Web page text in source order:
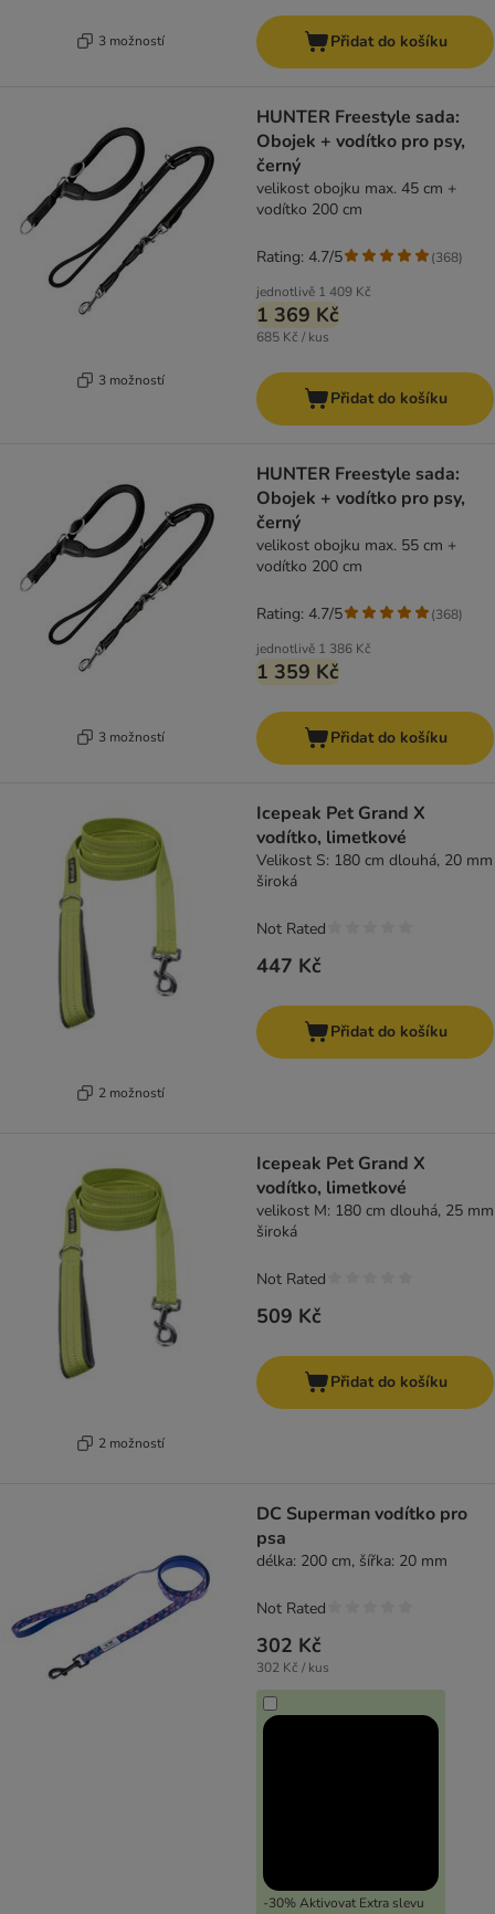
3 možností Přidat do košíku
3 možností
HUNTER Freestyle sada:
Obojek + vodítko pro psy,
černý
velikost obojku max. 45 cm +
vodítko 200 cm
jednotlivě 1 409 Kč
1 369 Kč
685 Kč / kus
Rating: 4.7/5 (368)
Přidat do košíku
3 možností
HUNTER Freestyle sada:
Obojek + vodítko pro psy,
černý
velikost obojku max. 55 cm +
vodítko 200 cm
jednotlivě 1 386 Kč
1 359 Kč
Rating: 4.7/5 (368)
Přidat do košíku
2 možností
Icepeak Pet Grand X
vodítko, limetkové
Velikost S: 180 cm dlouhá, 20 mm
široká
447 Kč
Not Rated
Přidat do košíku
2 možností
Icepeak Pet Grand X
vodítko, limetkové
velikost M: 180 cm dlouhá, 25 mm
široká
509 Kč
Not Rated
Přidat do košíku
DC Superman vodítko pro
psa
délka: 200 cm, šířka: 20 mm
302 Kč
302 Kč / kus
-30% Aktivovat Extra slevu
Not Rated